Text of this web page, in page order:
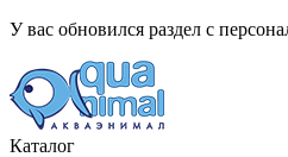
У вас обновился раздел с
Каталог